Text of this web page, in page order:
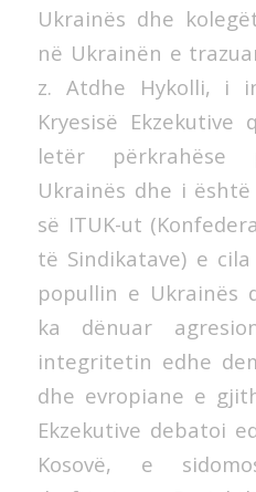
Ukrainës dhe
në Ukrainën e
z. Atdhe Hykolli, i
Kryesisë Ekzekutive
letër
Ukrainës dhe i
së ITUK-ut
të Sindikatave) e
popullin e Ukrainës
ka dënuar
integritetin edhe
dhe evropiane e
Ekzekutive debatoi
Kosovë, e